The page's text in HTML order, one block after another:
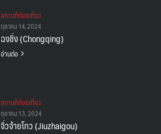
สถานทีท่องเที่ยว
ตุลาคม 14, 2024
ฉงชิ่ง (Chongqing)
อ่านต่อ
สถานทีท่องเที่ยว
ตุลาคม 13, 2024
จิ่วจ้ายโกว (Jiuzhaigou)